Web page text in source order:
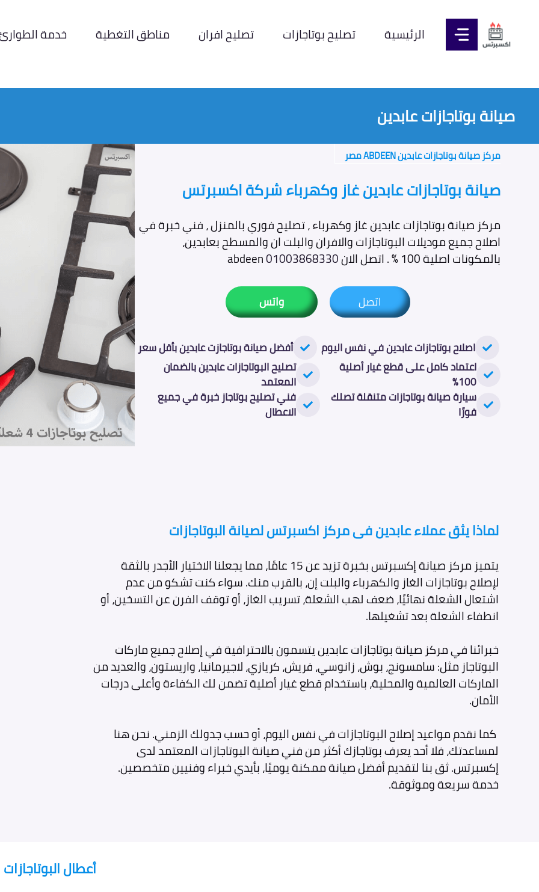
المحتوى الرئيسية تصليح بوتاجازات تصليح افران مناطق التغطية خدمة
صيانة بوتاجازات عابدين
مركز صيانة بوتاجازات عابدين ABDEEN مصر
صيانة بوتاجازات عابدين غاز وكهرباء شركة اكسبرتس
مركز صيانة بوتاجازات عابدين غاز وكهرباء ، تصليح فوري بالمنزل ، فني خبرة في
اصلاح جميع موديلات البوتاجازات والافران والبلت ان والمسطح بعابدين،
بالمكونات اصلية 100 % . اتصل الان 01003868330
اتصل واتس
اصلاح بوتاجازات عابدين في نفس اليوم
اعتماد كامل على قطع غيار أصلية
100%
سيارة صيانة بوتاجازات متنقلة تصلك
فورًا
أفضل صيانة بوتاجازت عابدين بأقل سعر
تصليح البوتاجازات عابدين بالضمان
المعتمد
فني تصليح بوتاجاز خبرة في جميع
الاعطال
لماذا يثق عملاء عابدين فى مركز اكسبرتس لصيانة البوتاجازات
يتميز مركز صيانة إكسبرتس بخبرة تزيد عن 15 عامًا، مما يجعلنا الاختيار الأجدر بالثقة
لإصلاح بوتاجازات الغاز والكهرباء والبلت إن، بالقرب منك. سواء كنت تشكو من عدم
اشتعال الشعلة نهائيًا، ضعف لهب الشعلة، تسريب الغاز، أو توقف الفرن عن التسخين، أو
انطفاء الشعلة بعد تشغيلها.
خبرائنا في مركز صيانة بوتاجازات عابدين يتسمون بالاحترافية في إصلاح جميع ماركات
البوتاجاز مثل: سامسونج، بوش، زانوسي، فريش، كريازي، لاجيرمانيا، واريستون، والعديد من
الماركات العالمية والمحلية، باستخدام قطع غيار أصلية تضمن لك الكفاءة وأعلى درجات
الأمان.
كما نقدم مواعيد إصلاح البوتاجازات في نفس اليوم، أو حسب جدولك الزمني. نحن هنا
لمساعدتك، فلا أحد يعرف بوتاجازك أكثر من فني صيانة البوتاجازات المعتمد لدى
إكسبرتس. ثق بنا لتقديم أفضل صيانة ممكنة يوميًا، بأيدي خبراء وفنيين متخصصين.
خدمة سريعة وموثوقة.
أعطال